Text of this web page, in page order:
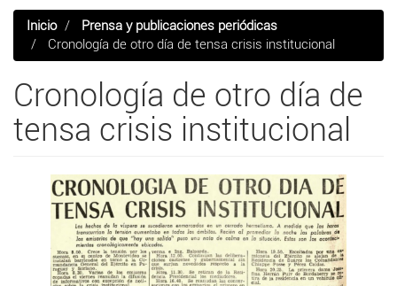
Inicio
Prensa y publicaciones periódicas
Cronología de otro día de tensa crisis institucional
Cronología de otro día de
tensa crisis institucional